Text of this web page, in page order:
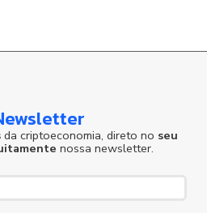
da criptoeconomia, direto no seu
nossa newsletter.